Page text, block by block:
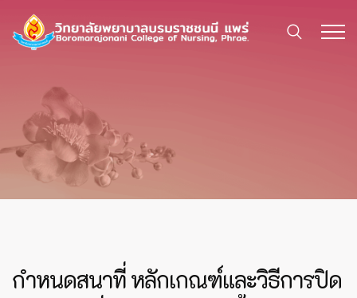
กำหนดสนาที่ หลักเกณฑ์และวิธีการปิด